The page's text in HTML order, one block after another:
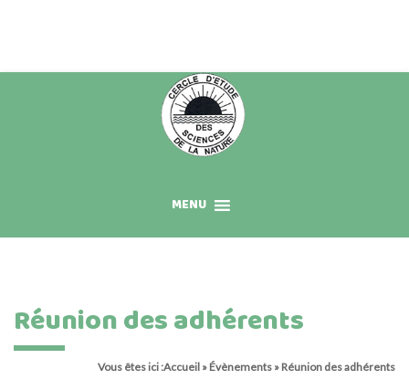
MENU
Réunion des adhérents
Vous êtes ici :Accueil » Évènements » Réunion des adhérents